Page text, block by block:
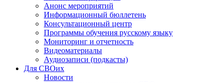
Анонс мероприятий
Информационный бюллетень
Консультационный центр
Программы обучения русскому языку
Мониторинг и отчетность
Видеоматериалы
Аудиозаписи (подкасты)
Для СВОих
Новости